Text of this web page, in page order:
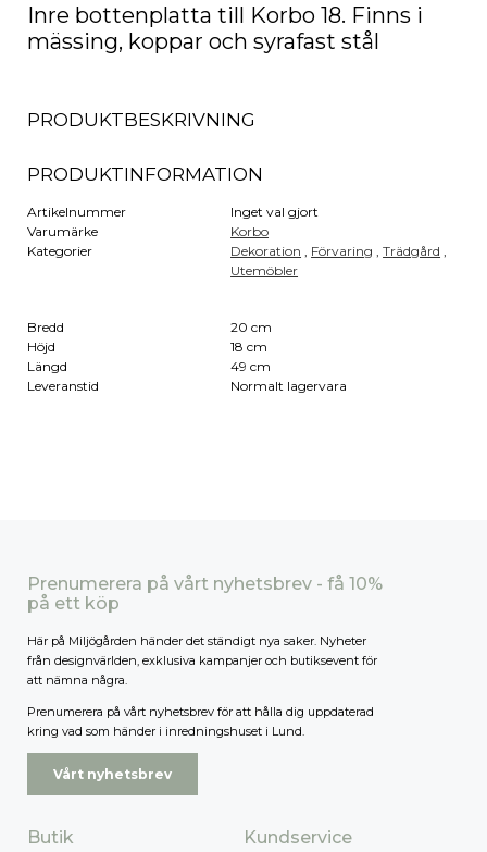
Inre bottenplatta till Korbo 18. Finns i
mässing, koppar och syrafast stål
PRODUKTBESKRIVNING
PRODUKTINFORMATION
Artikelnummer
Inget val gjort
Varumärke
Korbo
Kategorier
Dekoration Förvaring ,Trädgård
Utemöbler
Bredd
20 cm
Höjd
18 cm
Längd
49 cm
Leveranstid
Normalt lagervara
Prenumerera på vårt nyhetsbrev - få 10%
på ett köp
Här på Miljögården händer det ständigt nya saker. Nyheter
från designvärlden, exklusiva kampanjer och butiksevent för
att nämna några.
Prenumerera på vårt nyhetsbrev för att hålla dig uppdaterad
kring vad som händer i inredningshuset i Lund.
Vårt nyhetsbrev
Butik Kundservice